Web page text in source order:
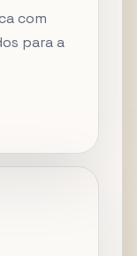
com
para a